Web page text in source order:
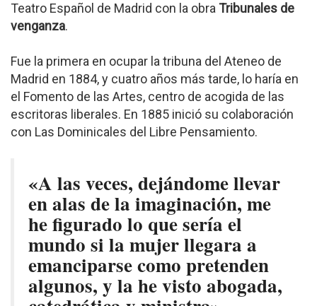
Teatro Español de Madrid con la obra Tribunales de
venganza.
Fue la primera en ocupar la tribuna del Ateneo de
Madrid en 1884, y cuatro años más tarde, lo haría en
el Fomento de las Artes, centro de acogida de las
escritoras liberales. En 1885 inició su colaboración
con Las Dominicales del Libre Pensamiento.
«A las veces, dejándome llevar
en alas de la imaginación, me
he figurado lo que sería el
mundo si la mujer llegara a
emanciparse como pretenden
algunos, y la he visto abogada,